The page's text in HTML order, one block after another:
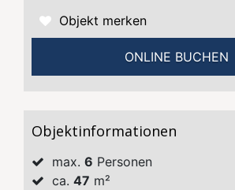
Objekt merken
ONLINE BUCHEN
Objektinformationen
max. 6 Personen
ca. 47 m²